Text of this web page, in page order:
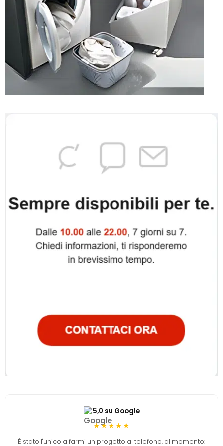
5,0 su Google
★★★★★
È stato l'unico a farmi un progetto al telefono, al momento: